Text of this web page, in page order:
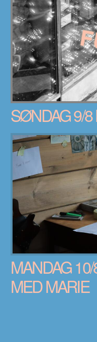
SØNDAG 9/8
MANDAG
MED MARIE